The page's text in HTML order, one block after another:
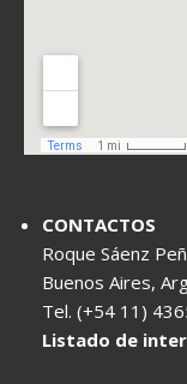
CONTACTOS
Roque Sáenz
Buenos Aires,
Tel. (+54 11)
Listado de